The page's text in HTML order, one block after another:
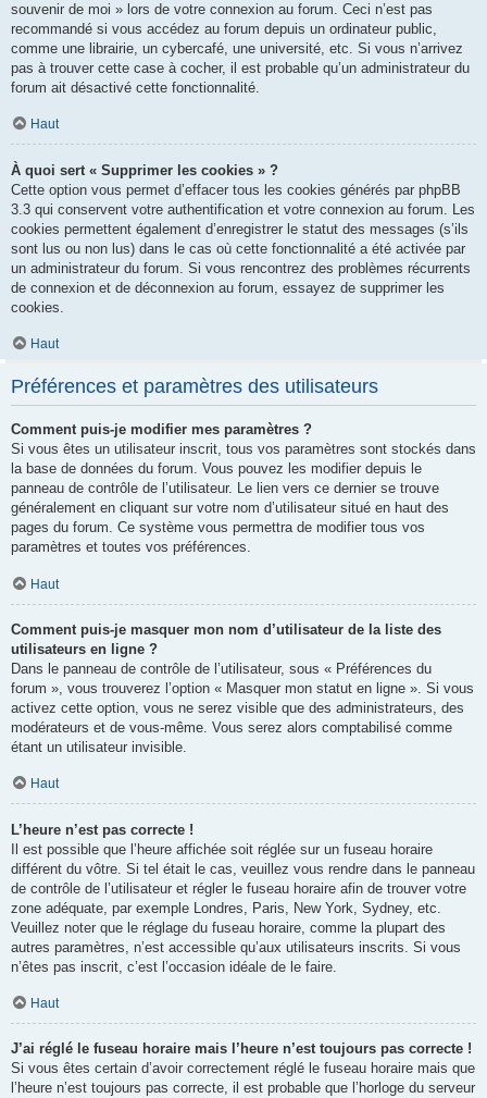
souvenir de moi » lors de votre connexion au forum. Ceci n’est pas
recommandé si vous accédez au forum depuis un ordinateur public,
comme une librairie, un cybercafé, une université, etc. Si vous n’arrivez
pas à trouver cette case à cocher, il est probable qu’un administrateur du
forum ait désactivé cette fonctionnalité.
Haut
À quoi sert « Supprimer les cookies » ?
Cette option vous permet d’effacer tous les cookies générés par phpBB
3.3 qui conservent votre authentification et votre connexion au forum. Les
cookies permettent également d’enregistrer le statut des messages (s’ils
sont lus ou non lus) dans le cas où cette fonctionnalité a été activée par
un administrateur du forum. Si vous rencontrez des problèmes récurrents
de connexion et de déconnexion au forum, essayez de supprimer les
cookies.
Haut
Préférences et paramètres des utilisateurs
Comment puis-je modifier mes paramètres ?
Si vous êtes un utilisateur inscrit, tous vos paramètres sont stockés dans
la base de données du forum. Vous pouvez les modifier depuis le
panneau de contrôle de l’utilisateur. Le lien vers ce dernier se trouve
généralement en cliquant sur votre nom d’utilisateur situé en haut des
pages du forum. Ce système vous permettra de modifier tous vos
paramètres et toutes vos préférences.
Haut
Comment puis-je masquer mon nom d’utilisateur de la liste des
utilisateurs en ligne ?
Dans le panneau de contrôle de l’utilisateur, sous « Préférences du
forum », vous trouverez l’option « Masquer mon statut en ligne ». Si vous
activez cette option, vous ne serez visible que des administrateurs, des
modérateurs et de vous-même. Vous serez alors comptabilisé comme
étant un utilisateur invisible.
Haut
L’heure n’est pas correcte !
Il est possible que l’heure affichée soit réglée sur un fuseau horaire
différent du vôtre. Si tel était le cas, veuillez vous rendre dans le panneau
de contrôle de l’utilisateur et régler le fuseau horaire afin de trouver votre
zone adéquate, par exemple Londres, Paris, New York, Sydney, etc.
Veuillez noter que le réglage du fuseau horaire, comme la plupart des
autres paramètres, n’est accessible qu’aux utilisateurs inscrits. Si vous
n’êtes pas inscrit, c’est l’occasion idéale de le faire.
Haut
J’ai réglé le fuseau horaire mais l’heure n’est toujours pas correcte !
Si vous êtes certain d’avoir correctement réglé le fuseau horaire mais que
l’heure n’est toujours pas correcte, il est probable que l’horloge du serveur